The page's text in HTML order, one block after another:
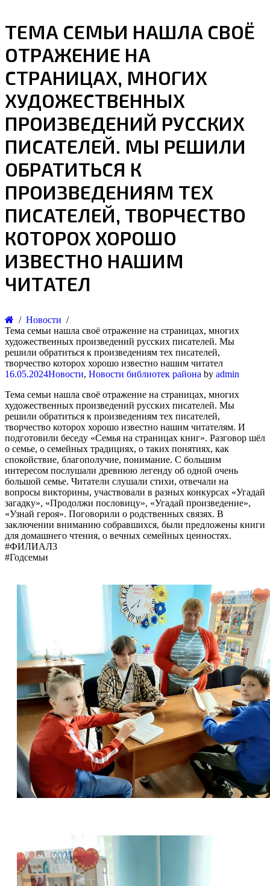
ТЕМА СЕМЬИ НАШЛА СВОЁ
ОТРАЖЕНИЕ НА
СТРАНИЦАХ, МНОГИХ
ХУДОЖЕСТВЕННЫХ
ПРОИЗВЕДЕНИЙ РУССКИХ
ПИСАТЕЛЕЙ. МЫ РЕШИЛИ
ОБРАТИТЬСЯ К
ПРОИЗВЕДЕНИЯМ ТЕХ
ПИСАТЕЛЕЙ, ТВОРЧЕСТВО
КОТОРОХ ХОРОШО
ИЗВЕСТНО НАШИМ
ЧИТАТЕЛ
Новости
Тема семьи нашла своё отражение на страницах, многих
художественных произведений русских писателей. Мы
решили обратиться к произведениям тех писателей,
творчество которох хорошо известно нашим читател
16.05.2024Новости, Новости библиотек района by admin
Тема семьи нашла своё отражение на страницах, многих
художественных произведений русских писателей. Мы
решили обратиться к произведениям тех писателей,
творчество которох хорошо известно нашим читателям. И
подготовили беседу «Семья на страницах книг». Разговор шёл
о семье, о семейных традициях, о таких понятиях, как
спокойствие, благополучие, понимание. С большим
интересом послушали древнюю легенду об одной очень
большой семье. Читатели слушали стихи, отвечали на
вопросы викторины, участвовали в разных конкурсах «Угадай
загадку», «Продолжи пословицу», «Угадай произведение»,
«Узнай героя». Поговорили о родственных связях. В
заключении вниманию собравшихся, были предложены книги
для домашнего чтения, о вечных семейных ценностях.
#ФИЛИАЛ3
#Годсемьи